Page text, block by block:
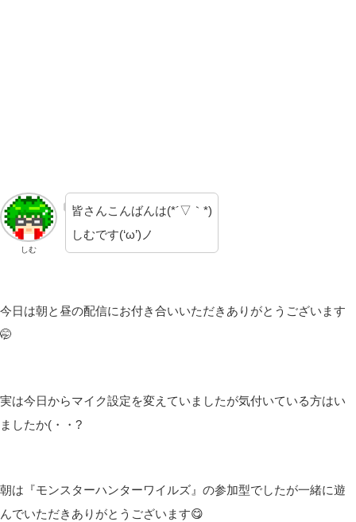
しむ
皆さんこんばんは(*´▽｀*)
しむです(‘ω’)ノ
今日は朝と昼の配信にお付き合いいただきありがとうございます
🤭
実は今日からマイク設定を変えていましたが気付いている方はい
ましたか(・・?
朝は『モンスターハンターワイルズ』の参加型でしたが一緒に遊
んでいただきありがとうございます😋